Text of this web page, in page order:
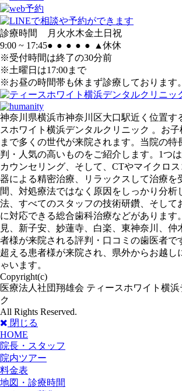
診療時間 月 火水木金土 日 祝
9:00 ~ 17:45● ● ● ● ● ▲休休
※受付時間は終了の30分前
※土曜日は17:00まで
※お昼の時間帯も休まず診療しております。
神奈川県横浜市神奈川区大口駅近く位置す
スホワイト横浜デンタルクリニック 。お
まで多くの世代が来院されます。当院の特
判・人気の高いものをご紹介します。1つ
カウンセリング、そして、CTやマイクロ
器による精密治療、リラックスして治療を
間、対処療法ではなく原因をしっかり分析
法、すべてのスタッフの技術研鑽、そして
に対応できる総合歯科治療などがあります
見、新子安、妙蓮寺、白楽、東神奈川、仲
者様が来院される評判・口コミの歯医者で
超える患者様が来院され、県外からお越し
ゃいます。
Copyright(c)
医療法人社団翔雄会 ティースホワイト横
ク
All Rights Reserved.
閉じる
HOME
院長・スタッフ
院内ツアー
料金表
地図・診療時間